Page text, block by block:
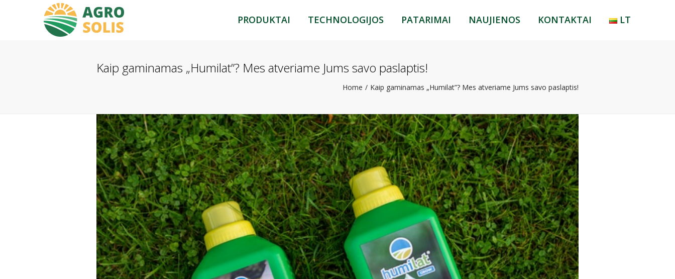
PRODUKTAI
HUMILAT COMPO
HUMILAT MAX
HUMILAT BOOSTER
TECHNOLOGIJOS
MINI
PATARIMAI NAUJIENOS KONTAKTAI LT
Kaip gaminamas „Humilat”? Mes atveriame Jums savo paslaptis!
Home Kaip gaminamas „Humilat”? Mes atveriame Jums savo paslaptis!